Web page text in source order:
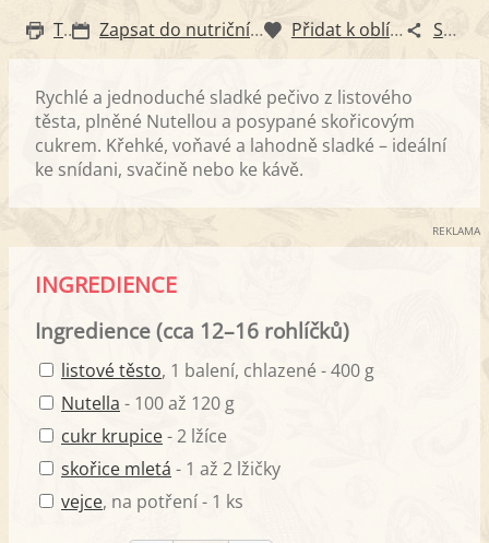
Tisk Zapsat do nutričního diáře Přidat k oblíbeným Sdílet
Rychlé a jednoduché sladké pečivo z listového
těsta, plněné Nutellou a posypané skořicovým
cukrem. Křehké, voňavé a lahodně sladké – ideální
ke snídani, svačině nebo ke kávě.
REKLAMA
INGREDIENCE
Ingredience (cca 12–16 rohlíčků)
listové těsto, 1 balení, chlazené - 400 g
Nutella - 100 až 120 g
cukr krupice- 2 lžíce
skořice mletá - 1 až 2 lžičky
vejce, na potření - 1 ks